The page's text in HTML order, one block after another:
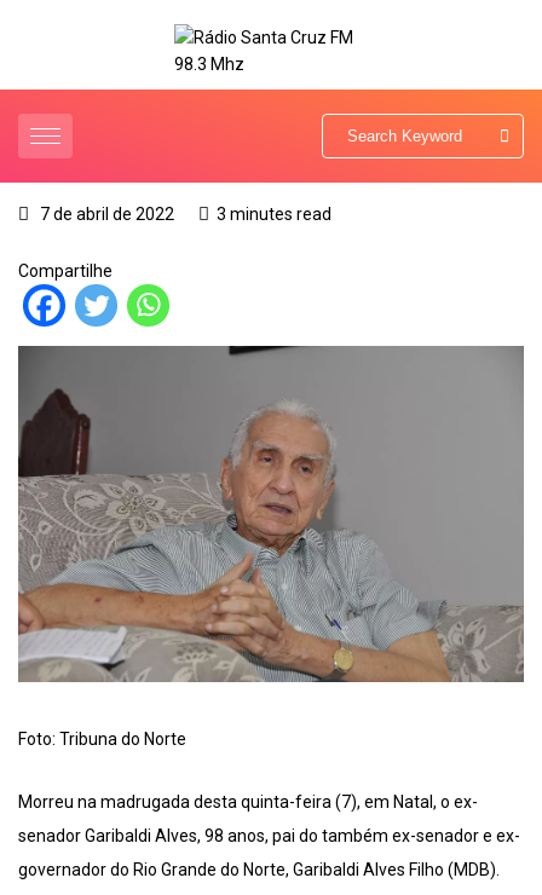
7 de abril de 2022 3 minutes read
Compartilhe
Foto: Tribuna do Norte
Morreu na madrugada desta quinta-feira (7), em Natal, o ex-
senador Garibaldi Alves, 98 anos, pai do também ex-senador e ex-
governador do Rio Grande do Norte, Garibaldi Alves Filho (MDB).